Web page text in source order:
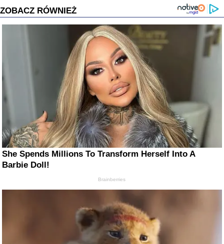
ZOBACZ RÓWNIEŻ
She Spends Millions To Transform Herself Into A
Barbie Doll!
Brainberries